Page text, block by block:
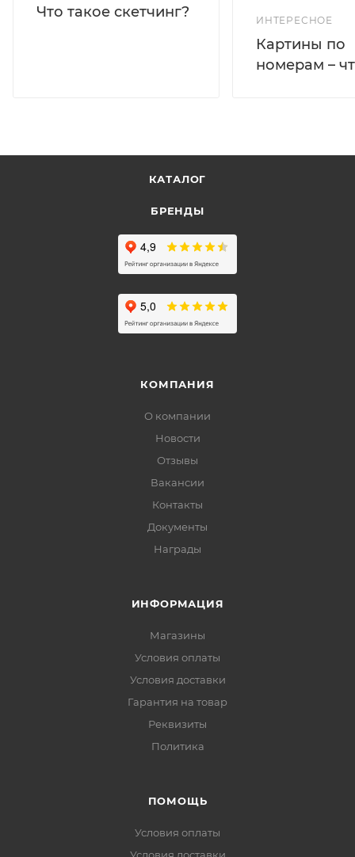
Что такое скетчинг?
ИНТЕРЕСНОЕ
Картины по
номерам –
КАТАЛОГ
БРЕНДЫ
КОМПАНИЯ
О компании
Новости
Отзывы
Вакансии
Контакты
Документы
Награды
ИНФОРМАЦИЯ
Магазины
Условия оплаты
Условия доставки
Гарантия на товар
Реквизиты
Политика
ПОМОЩЬ
Условия оплаты